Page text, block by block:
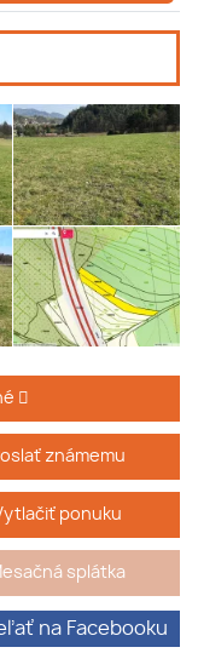
známemu
ponuku
splátka
na Facebooku